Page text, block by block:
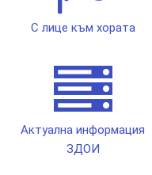
С лице към хората
Актуална информация
ЗДОИ